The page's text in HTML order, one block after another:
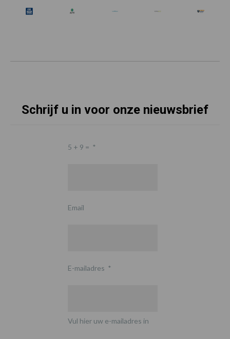
Schrijf u in voor onze nieuwsbrief
5 + 9 = *
Email
E-mailadres *
Vul hier uw e-mailadres in